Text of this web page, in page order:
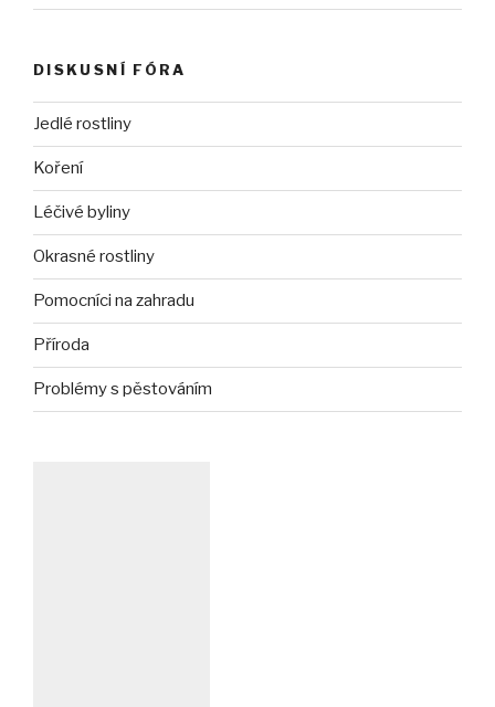
DISKUSNÍ FÓRA
Jedlé rostliny
Koření
Léčivé byliny
Okrasné rostliny
Pomocníci na zahradu
Příroda
Problémy s pěstováním